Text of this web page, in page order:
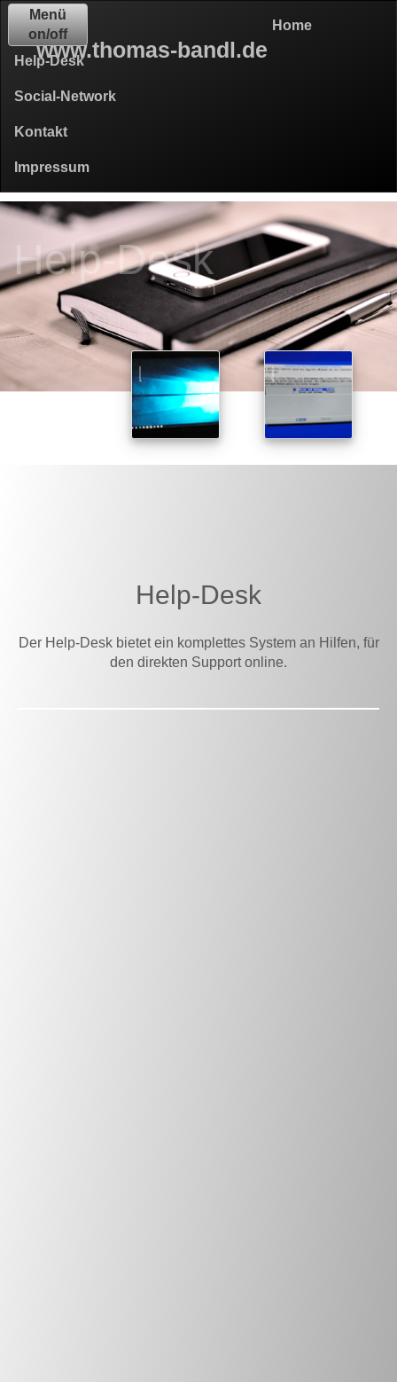
www.thomas-bandl.de
Home
Help-Desk
Social-Network
Kontakt
Impressum
Menü
on/off
Help-Desk
Help-Desk
Der Help-Desk bietet ein komplettes System an Hilfen, für
den direkten Support online.